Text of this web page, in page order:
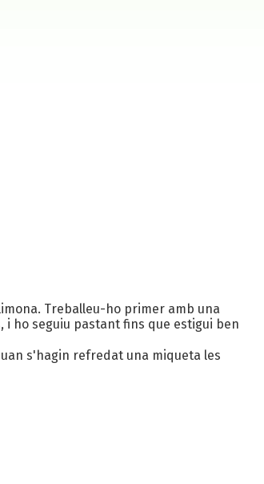
Treballeu-ho primer amb una
ho seguiu pastant fins que estigui ben
s'hagin refredat una miqueta les